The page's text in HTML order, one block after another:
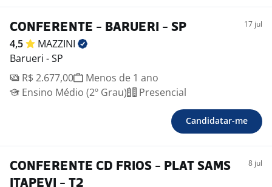
CONFERENTE - BARUERI - SP 17 jul
4,5
MAZZINI
Barueri - SP
R$ 2.677,00
Menos de 1 ano
Ensino Médio (2º Grau)
Presencial
Candidatar-me
CONFERENTE CD FRIOS - PLAT SAMS
ITAPEVI - T2
8 jul